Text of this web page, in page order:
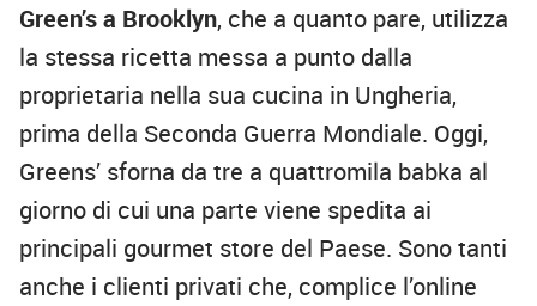
Green’s a Brooklyn, che a quanto pare, utilizza
la stessa ricetta messa a punto dalla
proprietaria nella sua cucina in Ungheria,
prima della Seconda Guerra Mondiale. Oggi,
Greens’ sforna da tre a quattromila babka al
giorno di cui una parte viene spedita ai
principali gourmet store del Paese. Sono tanti
anche i clienti privati che, complice l’online